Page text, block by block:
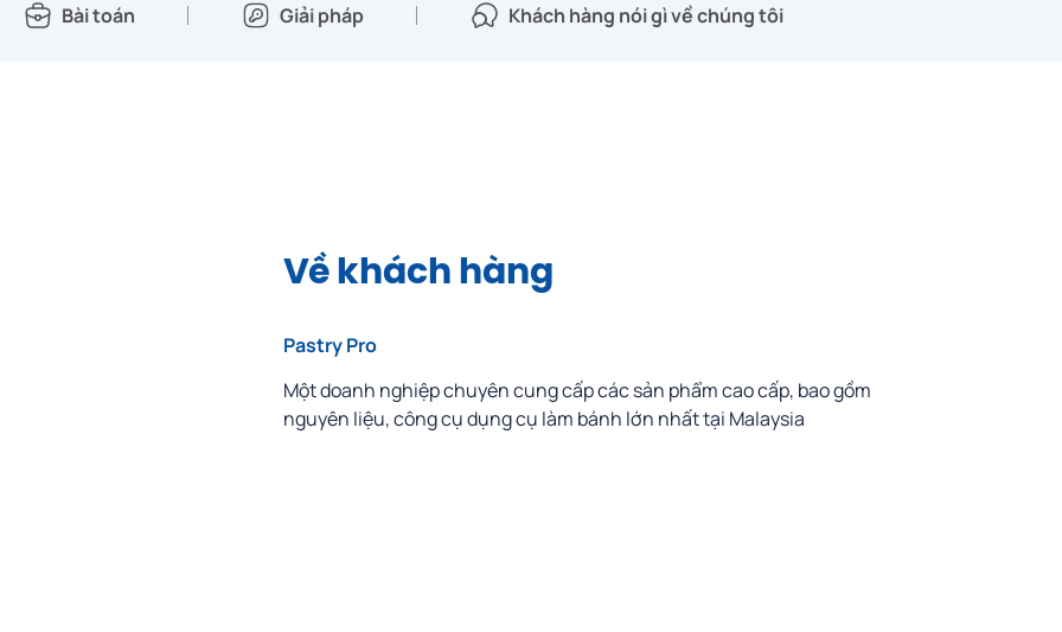
Bài toán Giải pháp Khách hàng nói gì về chúng tôi
Về khách hàng
Pastry Pro
Một doanh nghiệp chuyên cung cấp các sản phẩm cao cấp, bao gồm
nguyên liệu, công cụ dụng cụ làm bánh lớn nhất tại Malaysia